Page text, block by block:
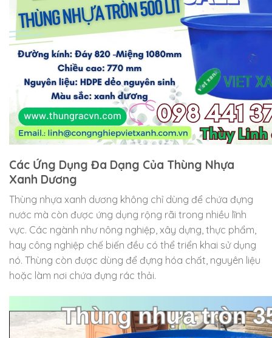
Các Ứng Dụng Đa Dạng Của Thùng Nhựa
Xanh Dương
Thùng nhựa xanh dương không chỉ dùng để chứa đựng
nước mà còn được ứng dụng rộng rãi trong nhiều lĩnh
vực. Các ngành như nông nghiệp, xây dựng, thực phẩm,
hay công nghiệp chế biến đều có thể triển khai sử dụng
nó. Thùng còn được dùng để đựng hóa chất, nguyên liệu
hoặc làm nơi chứa đựng rác thải.